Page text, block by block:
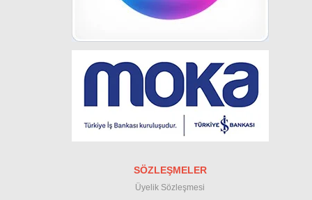
SÖZLEŞMELER
Üyelik Sözleşmesi